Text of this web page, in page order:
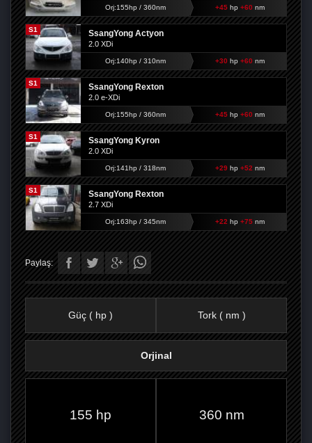
Orj:155hp / 360nm +45hp +60 nm
S1 SsangYong Actyon
2.0 XDi
Orj:140hp / 310nm +30 hp +60 nm
S1 SsangYong Rexton
2.0 e-XDi
Orj:155hp / 360nm +45hp +60 nm
S1 SsangYong Kyron
2.0 XDi
Orj:141hp / 318nm +29hp +52 nm
S1 SsangYong Rexton
2.7 XDi
Orj:163hp / 345nm +22 hp +75nm
Paylaş:
Güç ( hp ) Tork ( nm )
Orjinal
155 hp 360 nm